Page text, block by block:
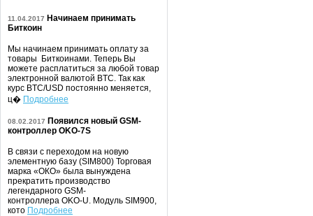
11.04.2017 Начинаем принимать
Биткоин
Мы начинаем принимать оплату за
товары Биткоинами. Теперь Вы
можете расплатиться за любой товар
электронной валютой BTC. Так как
курс BTC/USD постоянно меняется,
ц� Подробнее
08.02.2017 Появился новый GSM-
контроллер OKO-7S
В связи с переходом на новую
элементную базу (SIM800) Торговая
марка «ОКО» была вынуждена
прекратить производство
легендарного GSM-
контроллера OKO-U. Модуль SIM900,
кото Подробнее